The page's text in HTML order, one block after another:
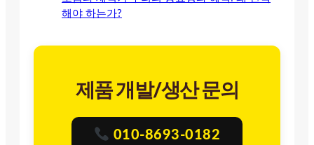
해야 하는가?
제품 개발/생산 문의
010-8693-0182